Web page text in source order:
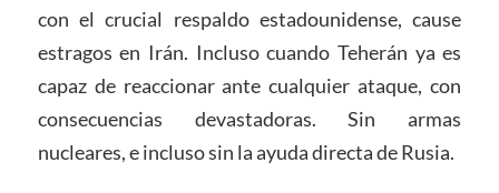
con el crucial respaldo estadounidense, cause
estragos en Irán. Incluso cuando Teherán ya es
capaz de reaccionar ante cualquier ataque, con
consecuencias devastadoras. Sin armas
nucleares, e incluso sin la ayuda directa de Rusia.